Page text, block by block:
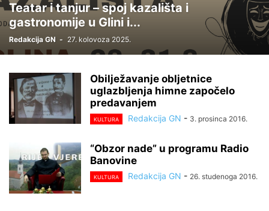
Teatar i tanjur – spoj kazališta i
gastronomije u Glini i...
Redakcija GN - 27. kolovoza 2025.
Obilježavanje obljetnice
uglazbljenja himne započelo
predavanjem
KULTURA Redakcija GN - 3. prosinca 2016.
“Obzor nade” u programu Radio
Banovine
KULTURA Redakcija GN - 26. studenoga 2016.